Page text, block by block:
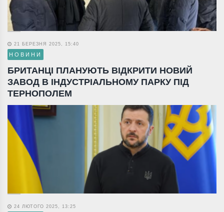
21 БЕРЕЗНЯ 2025, 15:40
НОВИНИ
БРИТАНЦІ ПЛАНУЮТЬ ВІДКРИТИ НОВИЙ
ЗАВОД В ІНДУСТРІАЛЬНОМУ ПАРКУ ПІД
ТЕРНОПОЛЕМ
24 ЛЮТОГО 2025, 13:25